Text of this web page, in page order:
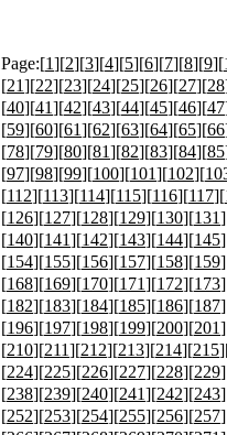
Page:[1][2][3][4][5][6][7][8][9][
[21][22][23][24][25][26][27][28
[40][41][42][43][44][45][46][47
[59][60][61][62][63][64][65][66
[78][79][80][81][82][83][84][85
[97][98][99][100][101][102][
[112][113][114][115][116][117][
[126][127][128][129][130][131
[140][141][142][143][144][145
[154][155][156][157][158][159
[168][169][170][171][172][173
[182][183][184][185][186][187
[196][197][198][199][200][201
[210][211][212][213][214][215
[224][225][226][227][228][229
[238][239][240][241][242][243
[252][253][254][255][256][257